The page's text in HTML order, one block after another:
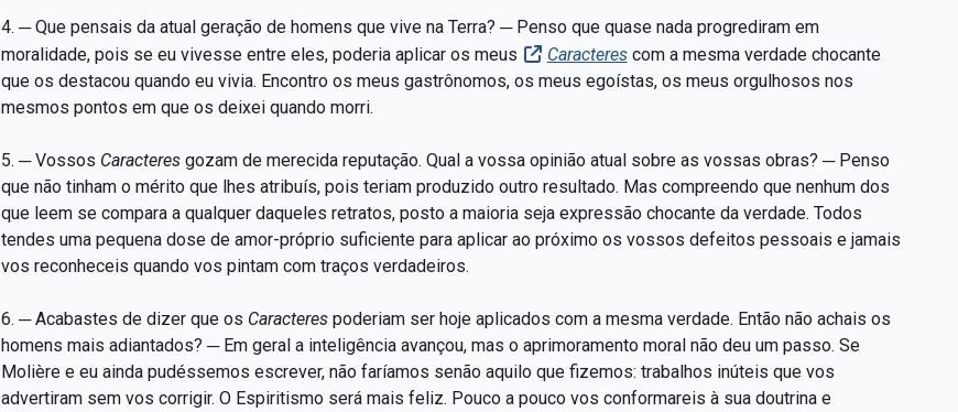
4. ─ Que pensais da atual geração de homens que vive na Terra? ─ Penso que quase nada progrediram em
moralidade, pois se eu vivesse entre eles, poderia aplicar os meus
Caracteres com a mesma verdade chocante
que os destacou quando eu vivia. Encontro os meus gastrônomos, os meus egoístas, os meus orgulhosos nos
mesmos pontos em que os deixei quando morri.
5. ─ Vossos Caracteres gozam de merecida reputação. Qual a vossa opinião atual sobre as vossas obras? ─ Penso
que não tinham o mérito que lhes atribuís, pois teriam produzido outro resultado. Mas compreendo que nenhum dos
que leem se compara a qualquer daqueles retratos, posto a maioria seja expressão chocante da verdade. Todos
tendes uma pequena dose de amor-próprio suficiente para aplicar ao próximo os vossos defeitos pessoais e jamais
vos reconheceis quando vos pintam com traços verdadeiros.
6. ─ Acabastes de dizer que os Caracteres poderiam ser hoje aplicados com a mesma verdade. Então não achais os
homens mais adiantados? ─ Em geral a inteligência avançou, mas o aprimoramento moral não deu um passo. Se
Molière e eu ainda pudéssemos escrever, não faríamos senão aquilo que fizemos: trabalhos inúteis que vos
advertiram sem vos corrigir. O Espiritismo será mais feliz. Pouco a pouco vos conformareis à sua doutrina e